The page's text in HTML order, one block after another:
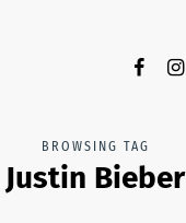
BROWSING TAG
Justin Bieber